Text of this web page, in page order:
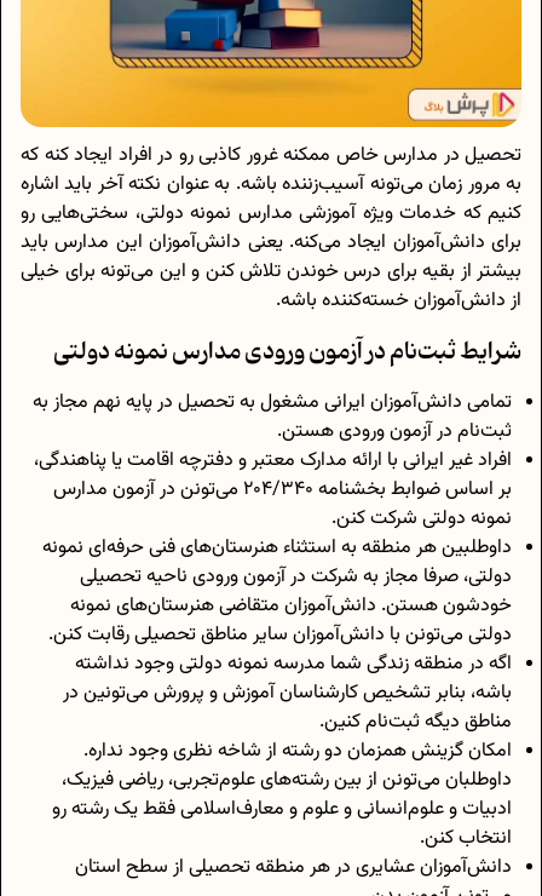
تحصیل در مدارس خاص ممکنه غرور کاذبی رو در افراد ایجاد کنه که
به مرور زمان می‌تونه آسیب‌زننده باشه. به عنوان نکته آخر باید اشاره
کنیم که خدمات ویژه آموزشی مدارس نمونه دولتی، سختی‌هایی رو
برای دانش‌آموزان ایجاد می‌‌کنه. یعنی دانش‌آموزان این مدارس باید
بیشتر از بقیه برای درس خوندن تلاش کنن و این می‌تونه برای خیلی
از دانش‌آموزان خسته‌کننده باشه.
شرایط ثبت‌نام در آزمون ورودی مدارس نمونه دولتی
تمامی دانش‌آموزان ایرانی مشغول به تحصیل در پایه نهم مجاز به
ثبت‌نام در آزمون ورودی هستن.
افراد غیر ایرانی با ارائه مدارک معتبر و دفترچه اقامت یا پناهندگی،
بر اساس ضوابط بخشنامه 204/340 می‌تونن در آزمون مدارس
نمونه دولتی شرکت کنن.
داوطلبین هر منطقه به استثناء هنرستان‌های فنی حرفه‌ای نمونه
دولتی، صرفا مجاز به شرکت در آزمون ورودی ناحیه تحصیلی
خودشون هستن. دانش‌آموزان متقاضی هنرستان‌های نمونه
دولتی می‌تونن با دانش‌آموزان سایر مناطق تحصیلی رقابت کنن.
اگه در منطقه زندگی شما مدرسه نمونه دولتی وجود نداشته
باشه، بنابر تشخیص کارشناسان آموزش و پرورش می‌تونین در
مناطق دیگه ثبت‌نام کنین.
امکان گزینش همزمان دو رشته از شاخه نظری وجود نداره.
داوطلبان می‌تونن از بین رشته‌های علوم‌تجربی، ریاضی فیزیک،
ادبیات و علوم‌انسانی و علوم و معارف‌اسلامی فقط یک رشته رو
انتخاب کنن.
دانش‌آموزان عشایری در هر منطقه تحصیلی از سطح استان